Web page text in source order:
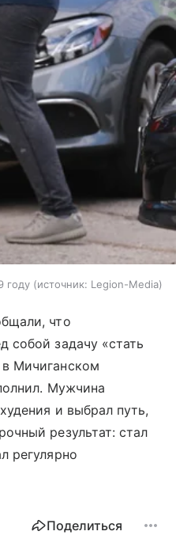
году источник: Legion-Media
что
собой задачу «стать
Мичиганском
Мужчина
и выбрал путь,
результат: стал
регулярно
Поделиться